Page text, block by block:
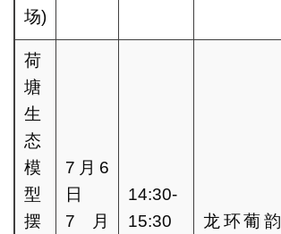
场)
荷
塘
生
态
模
型
摆
7月6
日
7月
14:30-
15:30
龙环葡韵